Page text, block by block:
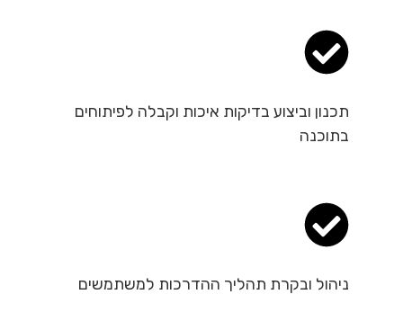
תכנון וביצוע בדיקות איכות וקבלה לפיתוחים
בתוכנה
ניהול ובקרת תהליך ההדרכות למשתמשים